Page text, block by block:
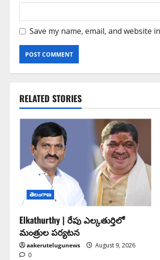
Save my name, email, and website
RELATED STORIES
తెలంగాణ
Elkathurthy | రేపు ఎల్కతుర్తిలో
మంత్రుల పర్యటన
aakerutelugunews
August 9, 2026
0